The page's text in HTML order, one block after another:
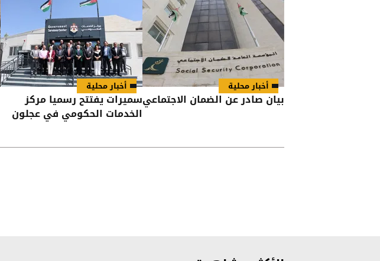
أخبار محلية
بيان صادر عن الضمان الاجتماعي
أخبار محلية
سميرات يفتتح رسميا مركز
الخدمات الحكومي في عجلون